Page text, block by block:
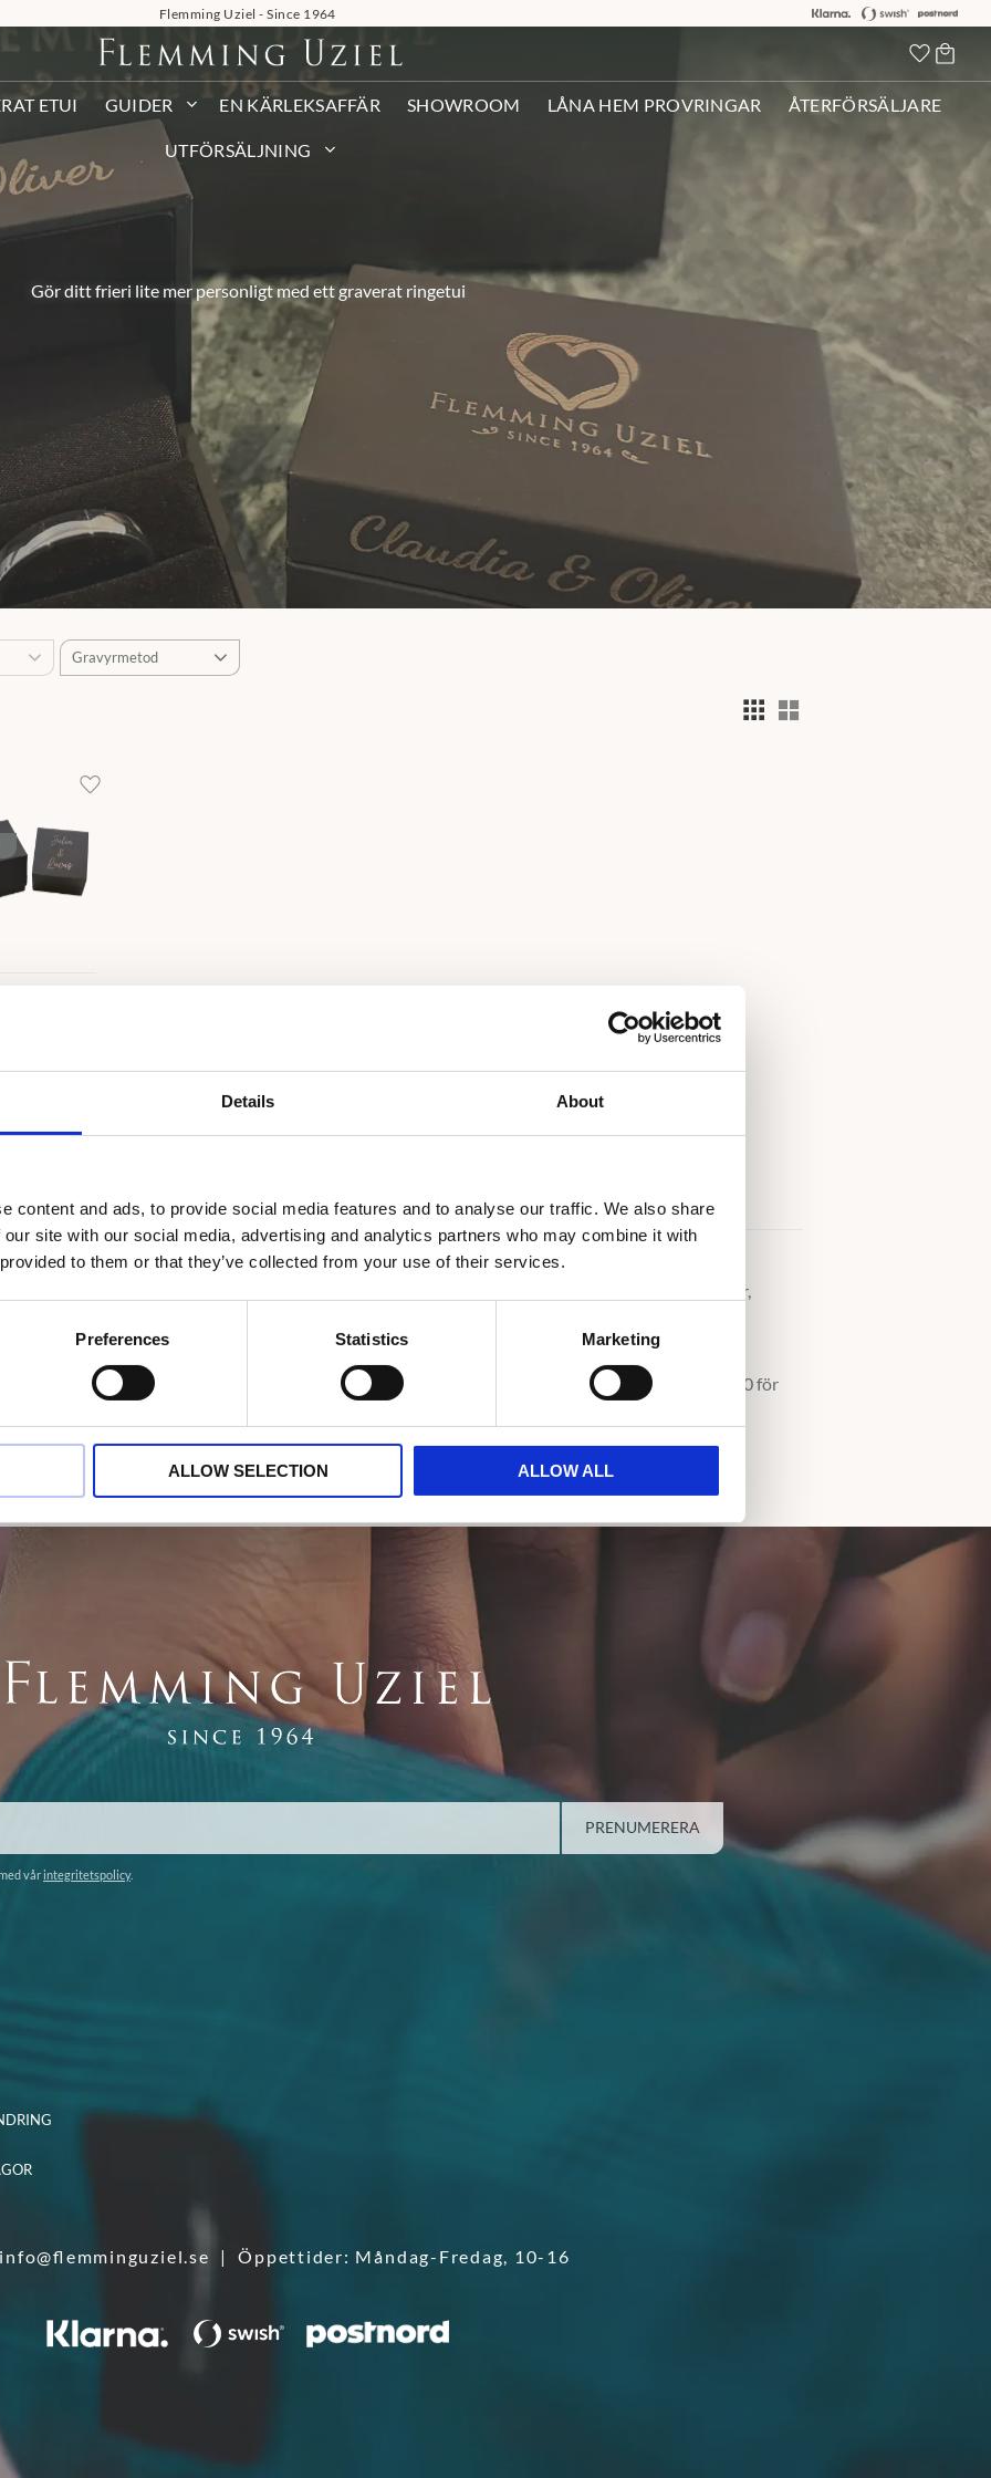
Details About
content and ads, to provide social media features and to analyse our traffic. We also share
site with our social media, advertising and analytics partners who may combine it with
to them or that they’ve collected from your use of their services.
Preferences Statistics Marketing
ALLOW SELECTION ALLOW ALL
Flemming Uziel - Since 1964
ETUI GUIDER EN KÄRLEKSAFFÄR SHOWROOM LÅNA HEM PROVRINGAR ÅTERFÖRSÄLJARE
UTFÖRSÄLJNING
Gör ditt frieri lite mer personligt med ett graverat ringetui
Gravyrmetod
kr
Lägg till i favoriter
när ni köper en ring hos oss. För ringar med ett pris upp till 20.000kr ingår etui i svart konstläder,
med personlig gravyr. Just nu ingår gravyren utan extra kostnad. Använd kampanjkod freebox100 för
RE-2
PRENUMERERA
vårintegritetspolicy.
info@flemminguziel.se | Öppettider: Måndag-Fredag, 10-16